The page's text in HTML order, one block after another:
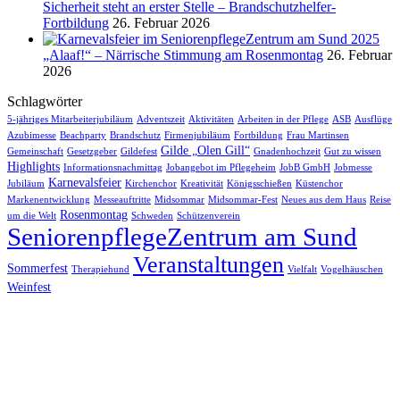
Sicherheit steht an erster Stelle – Brandschutzhelfer-
Fortbildung 26. Februar 2026
„Alaaf!“ – Närrische Stimmung am Rosenmontag 26. Februar
2026
Schlagwörter
5-jähriges Mitarbeiterjubiläum Adventszeit Aktivitäten Arbeiten in der Pflege ASB Ausflüge
Azubimesse Beachparty Brandschutz Firmenjubiläum Fortbildung Frau Martinsen
Gemeinschaft Gesetzgeber Gildefest Gilde „Olen Gill“ Gnadenhochzeit Gut zu wissen
Highlights Informationsnachmittag Jobangebot im Pflegeheim JobB GmbH Jobmesse
Jubiläum Karnevalsfeier Kirchenchor Kreativität Königsschießen Küstenchor
Markenentwicklung Messeauftritte Midsommar Midsommar-Fest Neues aus dem Haus Reise
um die Welt Rosenmontag Schweden Schützenverein
SeniorenpflegeZentrum am Sund
Sommerfest Therapiehund Veranstaltungen Vielfalt Vogelhäuschen
Weinfest